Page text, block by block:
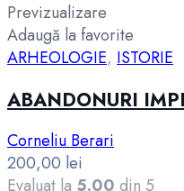
Previzualizare
Adaugă la favorite
ARHEOLOGIE, ISTORIE
ABANDONURI
Corneliu Berari
200,00 lei
Evaluat la 5.00 din 5